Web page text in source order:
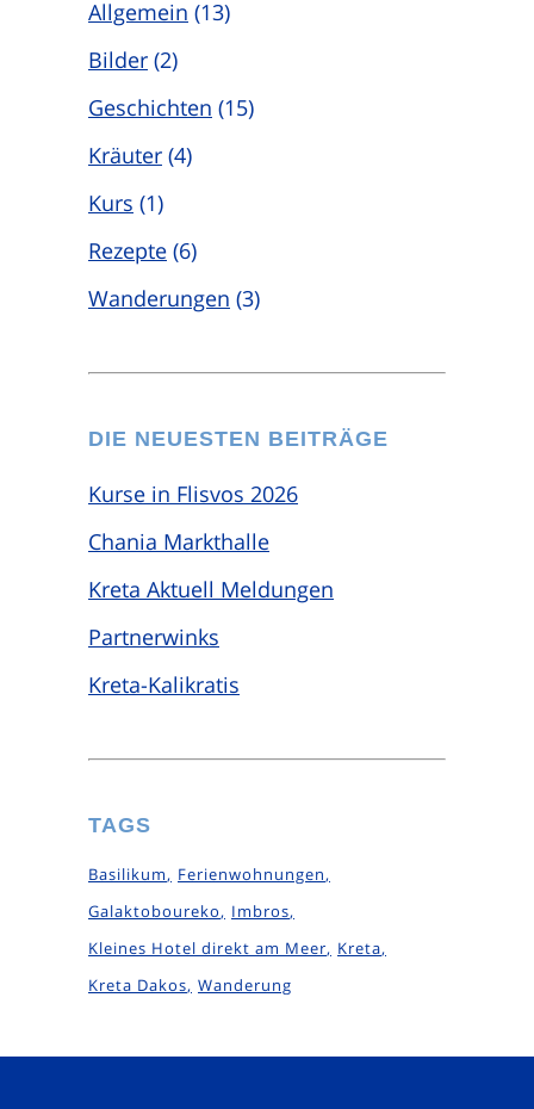
Allgemein (13)
Bilder (2)
Geschichten (15)
Kräuter (4)
Kurs (1)
Rezepte (6)
Wanderungen (3)
DIE NEUESTEN BEITRÄGE
Kurse in Flisvos 2026
Chania Markthalle
Kreta Aktuell Meldungen
Partnerwinks
Kreta-Kalikratis
TAGS
Basilikum
Ferienwohnungen
Galaktoboureko
Imbros
Kleines Hotel direkt am Meer
Kreta
Kreta Dakos Wanderung